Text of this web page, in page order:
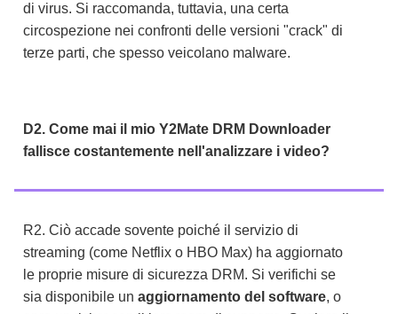
di virus. Si raccomanda, tuttavia, una certa
circospezione nei confronti delle versioni "crack" di
terze parti, che spesso veicolano malware.
D2. Come mai il mio Y2Mate DRM Downloader
fallisce costantemente nell'analizzare i video?
R2. Ciò accade sovente poiché il servizio di
streaming (come Netflix o HBO Max) ha aggiornato
le proprie misure di sicurezza DRM. Si verifichi se
sia disponibile un aggiornamento del software, o